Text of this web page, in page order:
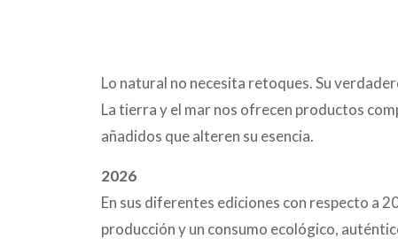
Lo natural no necesita retoques. Su
La tierra y el mar nos ofrecen productos
añadidos que alteren su esencia.
2026
En sus diferentes ediciones con respecto a
producción y un consumo ecológico,